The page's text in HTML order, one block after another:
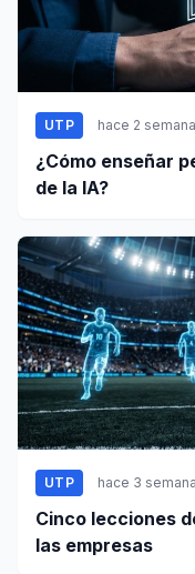
UTP hace 2
¿Cómo enseñar
de la IA?
UTP hace 3
Cinco lecciones
las empresas